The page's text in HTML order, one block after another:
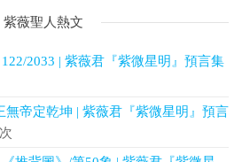
紫薇聖人熱文
2033 | 紫薇君『紫微星明』預言集
無帝定乾坤 | 紫薇君『紫微星明』預言